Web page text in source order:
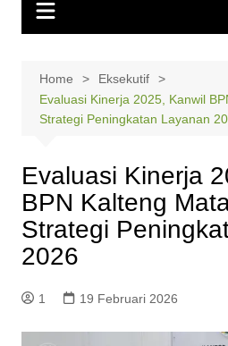
Home
Eksekutif
Evaluasi Kinerja 2025, Kanwil
Strategi Peningkatan Layanan
Evaluasi Kinerja
BPN Kalteng
Strategi
2026
1 19 Februari 2026